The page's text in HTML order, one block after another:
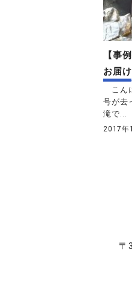
【事
お届
こん
号が去
滝で...
2017年
〒